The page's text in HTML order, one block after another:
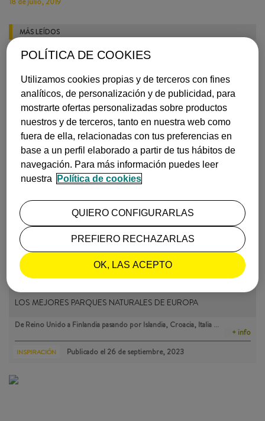
MÁS LEÍDOS
QUÉ VER EN CANTABRIA EN 7 DÍAS: ITINERARIO COMPLET…
¿Planeando un viaje al norte? Sigue este itinerario y descubre ci…
LOS MEJORES PARQUES NATURALES DE EUROPA
De Reino Unido a Finlandia pasando por Islandia, Croacia, Italia …
+ info
INSPIRACIÓN Publicado el 26 de septiembre, 2023
POLÍTICA DE COOKIES
Utilizamos cookies propias y de terceros con fines
analíticos, de personalización y de publicidad, para
mostrarte ofertas personalizadas sobre productos
nuestros y de terceros, tanto en nuestra web como
fuera de ella, relacionadas con tus preferencias en
base a un perfil elaborado a partir de tus hábitos de
navegación. Para más información puedes leer
nuestra
Política de cookies
PREFIERO RECHAZARLAS
OK, LAS ACEPTO
QUIERO CONFIGURARLAS